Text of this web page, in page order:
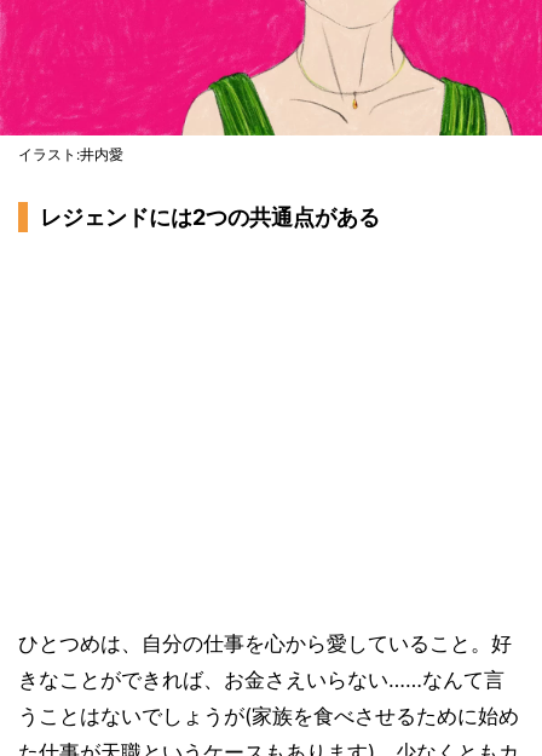
イラスト:井内愛
レジェンドには2つの共通点がある
ひとつめは、自分の仕事を心から愛していること。好
きなことができれば、お金さえいらない……なんて言
うことはないでしょうが(家族を食べさせるために始め